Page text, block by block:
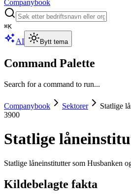
Companybook
⌘K
AI Bytt tema
Command Palette
Search for a command to run...
Companybook Sektorer
Statlige
3900
Statlige
Statlige låneinstitutter som Husbanken
Kildebelagte fakta